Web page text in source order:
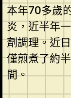
本年70多歲
炎，近半年
劑調理。近
僅煎煮了約
間。